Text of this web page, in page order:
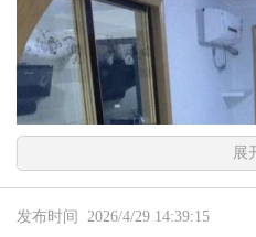
展
发布时间 2026/4/29 14:39:15